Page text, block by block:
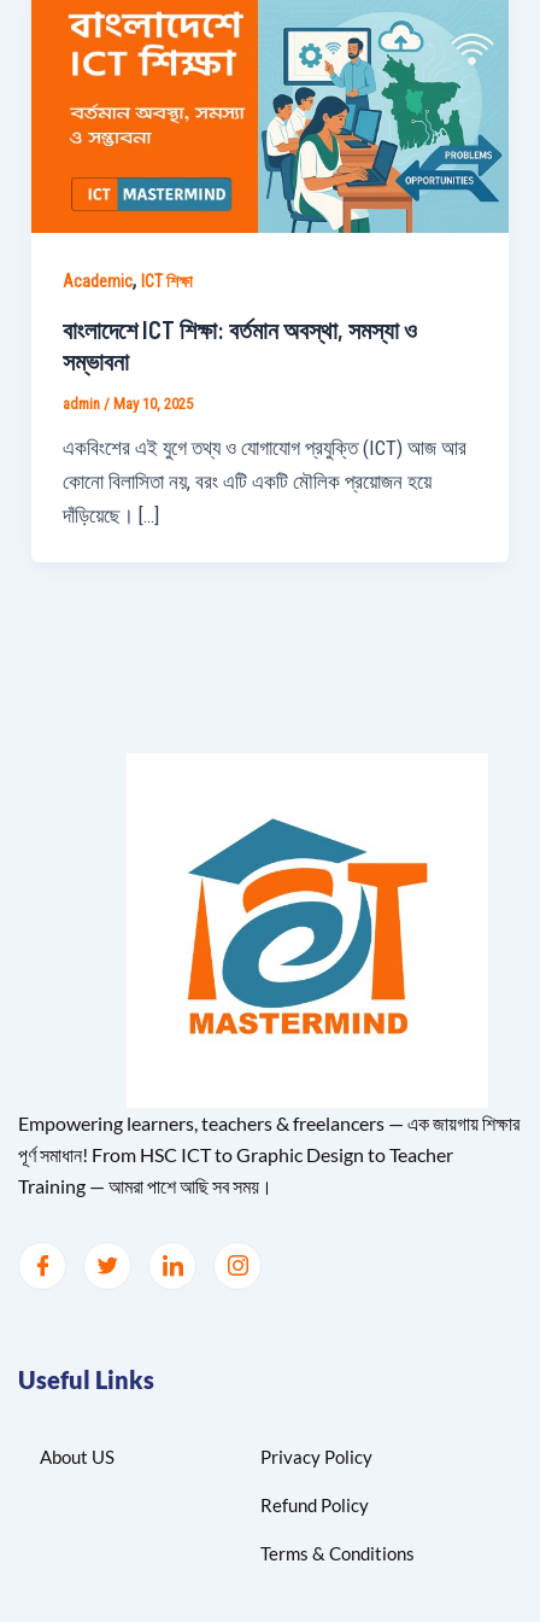
Academic, ICT শিক্ষা
বাংলাদেশে ICT শিক্ষা: বর্তমান অবস্থা, সমস্যা ও
সম্ভাবনা
admin / May 10, 2025
একবিংশের এই যুগে তথ্য ও যোগাযোগ প্রযুক্তি (ICT) আজ আর
কোনো বিলাসিতা নয়, বরং এটি একটি মৌলিক প্রয়োজন হয়ে
দাঁড়িয়েছে। […]
Empowering learners, teachers & freelancers — এক জায়গায় শিক্ষার
পূর্ণ সমাধান! From HSC ICT to Graphic Design to Teacher
Training — আমরা পাশে আছি সব সময়।
Useful Links
About US Privacy Policy
Refund Policy
Terms & Conditions